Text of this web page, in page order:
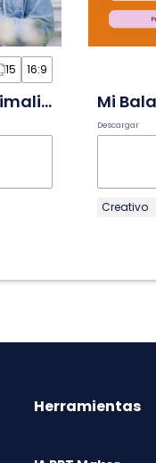
15 16:9
Presentación Memorial Funeral Minimalista Floral en Diapositivas
Descargar
Creativo
Herramientas